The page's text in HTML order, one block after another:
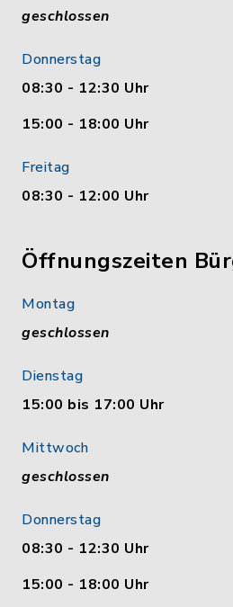
geschlossen
Donnerstag
08:30 - 12:30 Uhr
15:00 - 18:00 Uhr
Freitag
08:30 - 12:00 Uhr
Öffnungszeiten
Montag
geschlossen
Dienstag
15:00 bis 17:00 Uhr
Mittwoch
geschlossen
Donnerstag
08:30 - 12:30 Uhr
15:00 - 18:00 Uhr